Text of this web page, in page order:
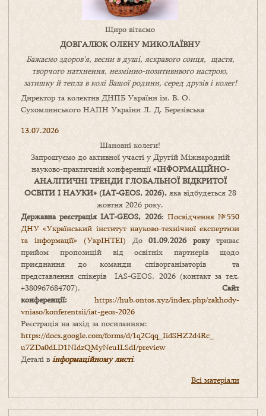
Щиро вітаємо
ДОВГАЛЮК ОЛЕНУ МИКОЛАЇВНУ
Бажаємо здоров’я, весни в душі, яскравого сонця, щастя,
творчого натхнення, незмінно-позитивнвого настрою,
затишкуйтепла в коліВашоїродини, серед друзів і колег!
Директор та колектив ДНПБ України ім. В. О.
Сухомлинського НАПН України Л. Д. Березівська
13.07.2026
Шановні колеги!
Запрошуємо до активної участі у Другій Міжнародній
науково-практичній конференції «ІНФОРМАЦІЙНО-
АНАЛІТИЧНІ ТРЕНДИ ГЛОБАЛЬНОЇ ВІДКРИТОЇ
ОСВІТИ І НАУКИ» (IAT-GEOS, 2026),яка відбудеться 28
жовтня 2026 року.
Державна реєстрація IAT-GEOS, 2026: Посвідчення №550
ДНУ «Український інститут науково-технічної експертизи
та інформації» (УкрІНТЕІ) До01.09.2026 рокутриває
прийом пропозицій від освітніх партнерів щодо
приєднання до команди співорганізаторів та
представлення спікерів IAS-GEOS, 2026 (контакт за тел.
+380967684707). Сайт
конференції: https://hub.ontos.xyz/index.php/zakhody-
vniaso/konferentsii/iat-geos-2026
Реєстрація на захід за посиланням:
https://docs.google.com/forms/d/1q2Cqq_IidSHZ2d4Rc_
u7ZDa0dLD1NIdzQMyNeuILSdI/preview
Деталі в інформаційному листі.
Всі матеріали